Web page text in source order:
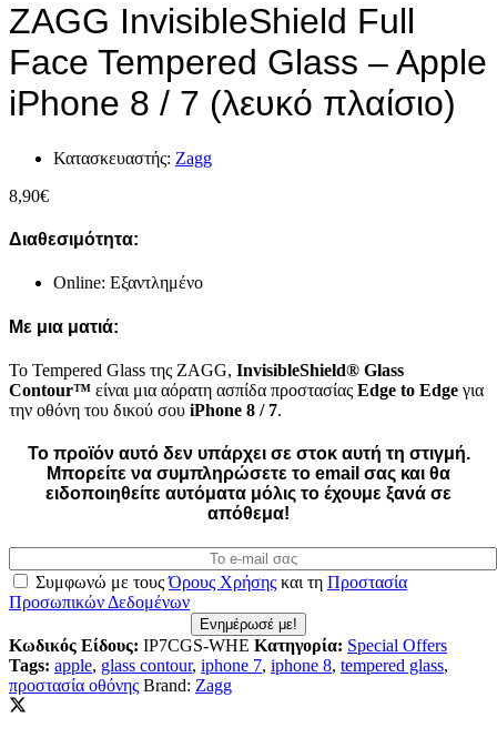
ZAGG InvisibleShield Full
Face Tempered Glass – Apple
iPhone 8 / 7 (λευκό πλαίσιο)
Κατασκευαστής: Zagg
8,90€
Διαθεσιμότητα:
Online: Εξαντλημένο
Με μια ματιά:
Το Tempered Glass της ZAGG, InvisibleShield® Glass
Contour™ είναι μια αόρατη ασπίδα προστασίας Edge to Edge για
την οθόνη του δικού σου iPhone 8 / 7.
Το προϊόν αυτό δεν υπάρχει σε στοκ αυτή τη στιγμή.
Mπορείτε να συμπληρώσετε το email σας και θα
ειδοποιηθείτε αυτόματα μόλις το έχουμε ξανά σε
απόθεμα!
Συμφωνώ με τουςΌρους Χρήσης και τη Προστασία
Προσωπικών Δεδομένων
Ενημέρωσέ με!
Κωδικός Είδους: IP7CGS-WHE Κατηγορία: Special Offers
Tags: apple, glass contour, iphone 7, iphone 8, tempered glass,
προστασία οθόνης Brand: Zagg